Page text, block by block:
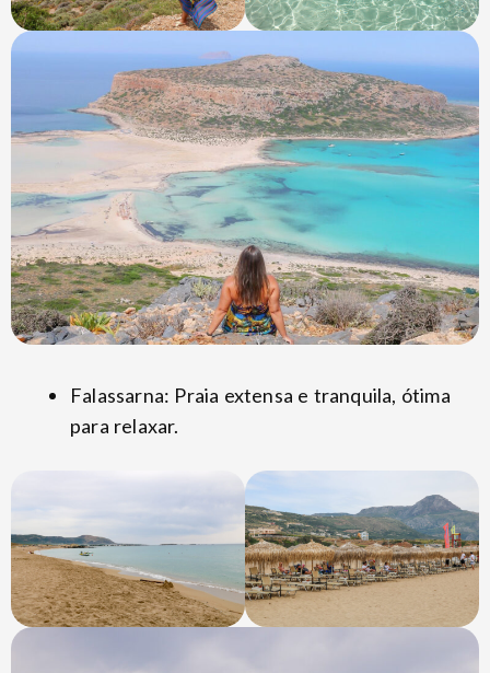
Falassarna: Praia extensa e tranquila, ótima
para relaxar.